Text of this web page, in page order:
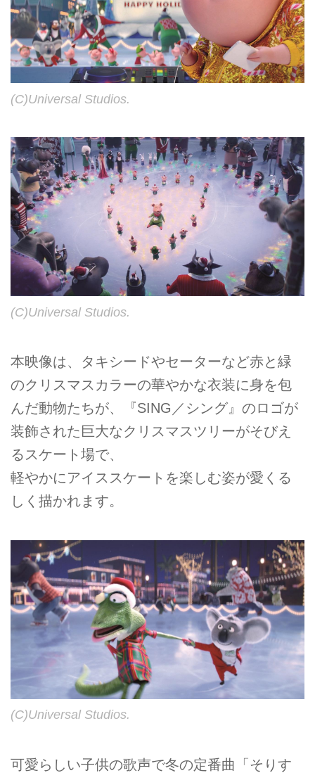
(C)Universal Studios.
(C)Universal Studios.
本映像は、タキシードやセーターなど赤と緑
のクリスマスカラーの華やかな衣装に身を包
んだ動物たちが、『SING／シング』のロゴが
装飾された巨大なクリスマスツリーがそびえ
るスケート場で、
軽やかにアイススケートを楽しむ姿が愛くる
しく描かれます。
(C)Universal Studios.
可愛らしい子供の歌声で冬の定番曲「そりす